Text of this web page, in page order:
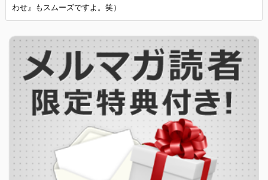
わせ』もスムーズですよ。笑）